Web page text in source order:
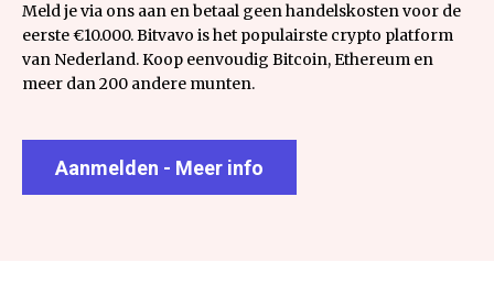
Meld je via ons aan en betaal geen handelskosten voor de
eerste €10.000. Bitvavo is het populairste crypto platform
van Nederland. Koop eenvoudig Bitcoin, Ethereum en
meer dan 200 andere munten.
Aanmelden - Meer info